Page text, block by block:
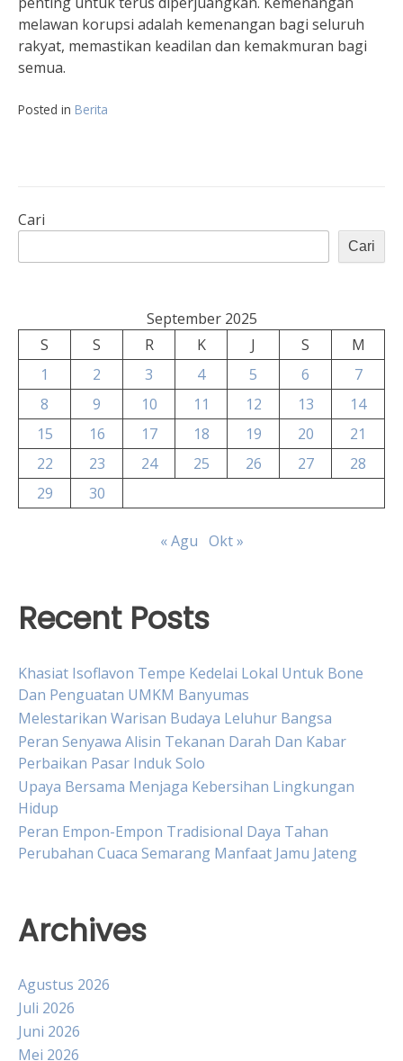
melawan korupsi adalah kemenangan bagi seluruh
rakyat, memastikan keadilan dan kemakmuran bagi
semua.
Posted in Berita
Cari
Cari
September 2025
S
S R K J S
M
1
2 3 4 5 6
7
8
9 10 11 12 13
14
15
16 17 18 19 20
21
22
23 24 25 26 27
28
29
30
« Agu Okt »
Recent Posts
Khasiat Isoflavon Tempe Kedelai Lokal Untuk Bone
Dan Penguatan UMKM Banyumas
Melestarikan Warisan Budaya Leluhur Bangsa
Peran Senyawa Alisin Tekanan Darah Dan Kabar
Perbaikan Pasar Induk Solo
Upaya Bersama Menjaga Kebersihan Lingkungan
Hidup
Peran Empon-Empon Tradisional Daya Tahan
Perubahan Cuaca Semarang Manfaat Jamu Jateng
Archives
Agustus 2026
Juli 2026
Juni 2026
Mei 2026